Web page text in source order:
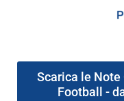
Scarica le
Football -